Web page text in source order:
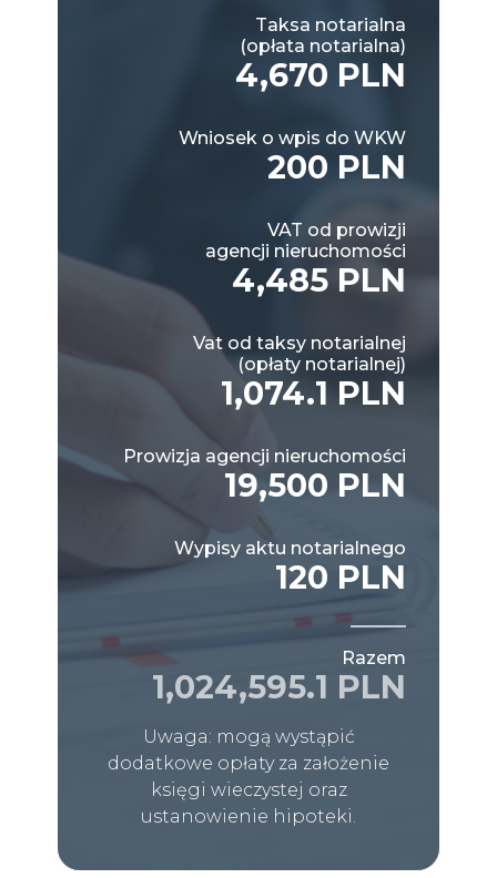
Taksa notarialna
(opłata notarialna)
4,670 PLN
Wniosek o wpis do WKW
200 PLN
VAT od prowizji
agencji nieruchomości
4,485 PLN
Vat od taksy notarialnej
(opłaty notarialnej)
1,074.1 PLN
Prowizja agencji nieruchomości
19,500 PLN
Wypisy aktu notarialnego
120 PLN
Razem
1,024,595.1 PLN
Uwaga: mogą wystąpić
dodatkowe opłaty za założenie
księgi wieczystej oraz
ustanowienie hipoteki.